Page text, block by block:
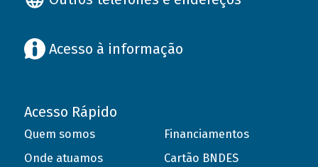
Acesso à informação
Acesso Rápido
Quem somos
Onde atuamos
Financiamentos
Cartão BNDES